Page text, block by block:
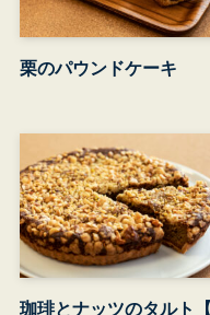
栗のパウンドケーキ
珈琲とナッツのタルト